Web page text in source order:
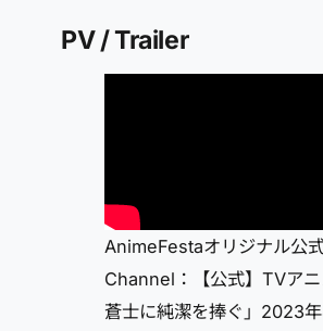
PV / Trailer
AnimeFestaオリジナル公
Channel：【公式】TVア
蒼士に純潔を捧ぐ」2023